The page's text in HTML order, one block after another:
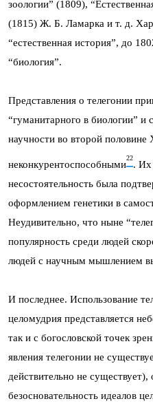
зоологии” (1809),
(1815) Ж. Б. Ламарка и т. д.
“естественная история”, до
“биология”.
Представления о телегонии
“гуманитарного в биологии” и
научности во второй половине
неконкурентоспособными
22
. Их
несостоятельность была
оформлением генетики в
Неудивительно, что ныне
популярность среди людей
людей с научным мышлением
И последнее. Использование
целомудрия представляется
так и с богословской точек
явления телегонии не
действительно не существует),
безосновательность идеалов